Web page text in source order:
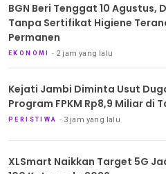
BGN Beri Tenggat 10 Agustus,
Tanpa Sertifikat Higiene
Permanen
EKONOMI 2 jam yang lalu
Kejati Jambi Diminta Usut
Program FPKM Rp8,9 Miliar di
PERISTIWA 3 jam yang lalu
XLSmart Naikkan Target 5G